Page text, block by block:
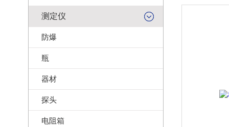
测定仪
防爆
瓶
器材
探头
电阻箱